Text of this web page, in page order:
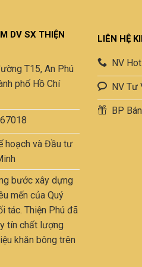
DV SX THIỆN
T15, An Phú
phố Hồ Chí
hoạch và Đầu tư
bước xây dựng
mến của Quý
tác. Thiện Phú đã
tín chất lượng
khăn bông trên
LIÊN HỆ
NV
NV Tư
BP